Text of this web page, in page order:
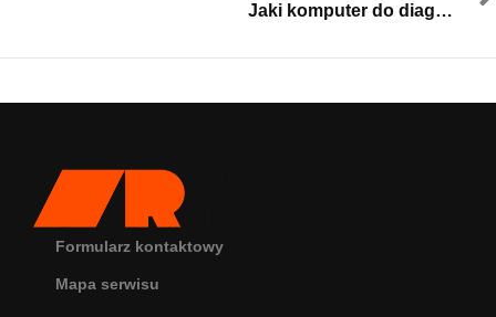
Jaki komputer do diagnostyki samochodowej?
Formularz kontaktowy
Mapa serwisu